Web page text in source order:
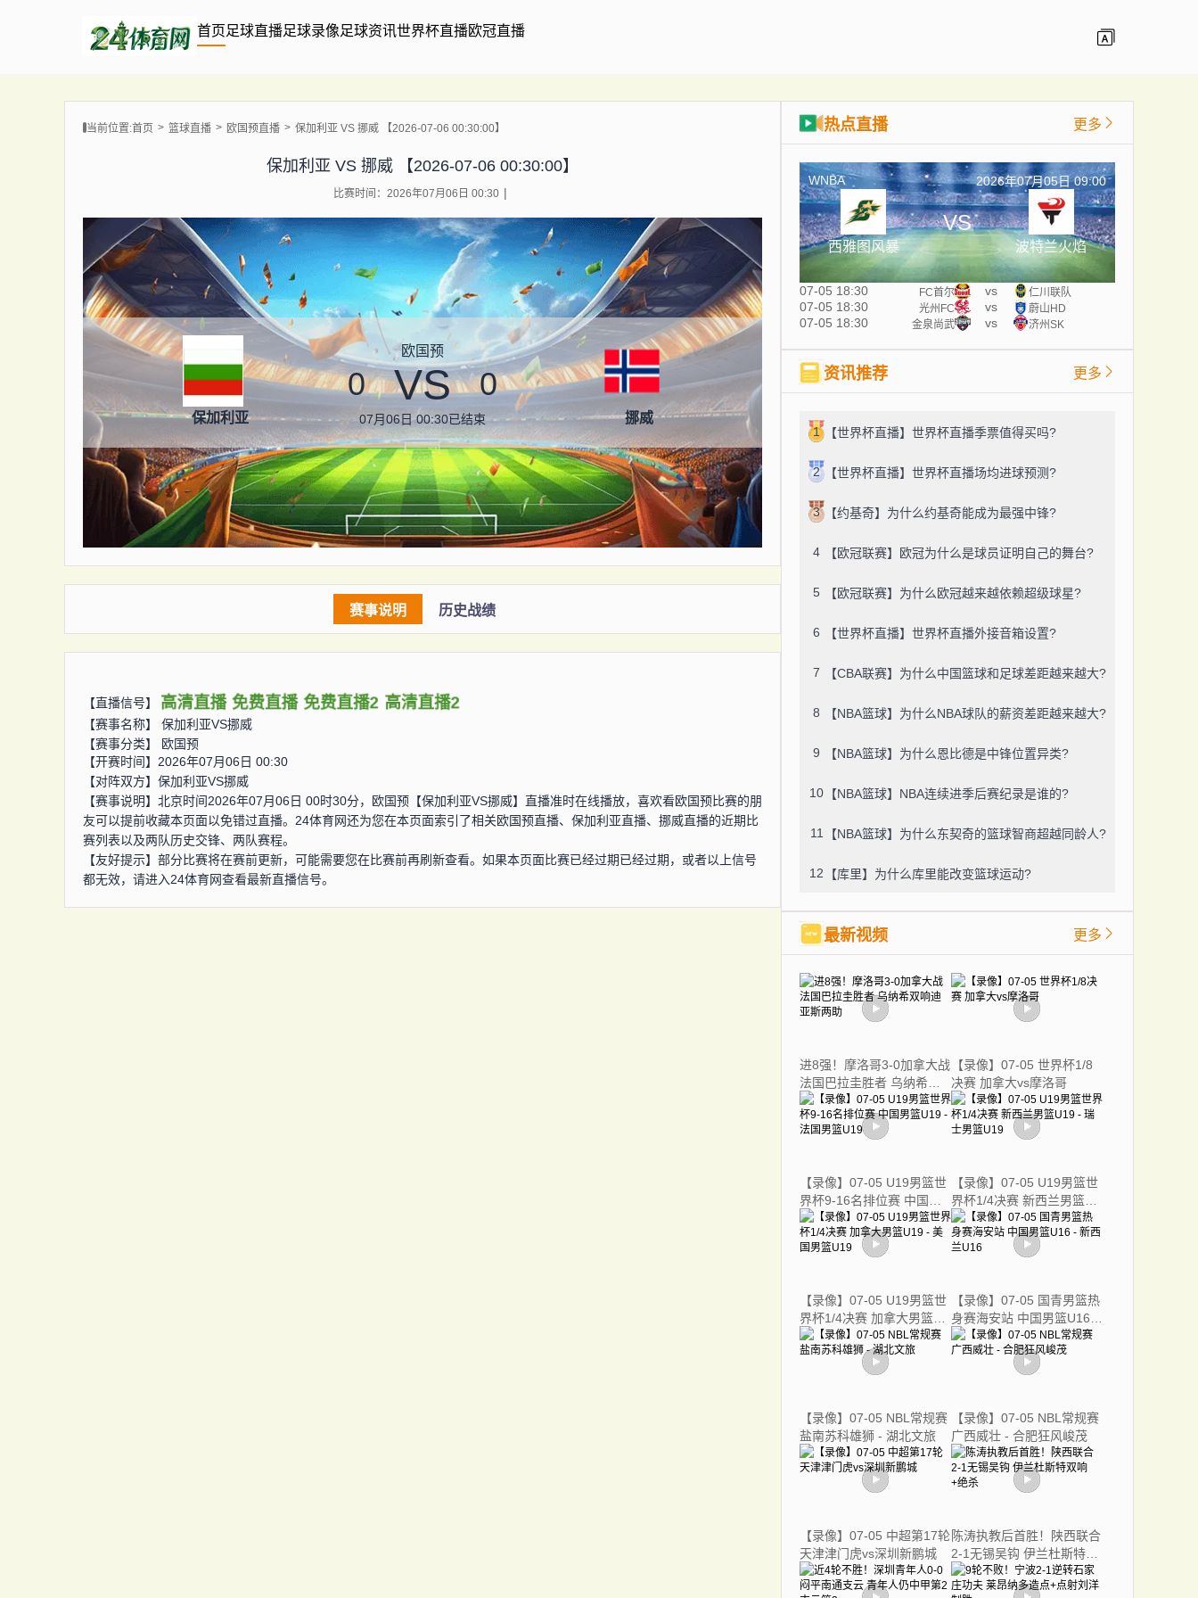
首页足球直播足球录像足球资讯世界杯直播欧冠直播
当前位置:首页 篮球直播 欧国预直播 保加利亚 VS 挪威 【2026-07-06 00:30:00】
保加利亚 VS 挪威 【2026-07-06 00:30:00】
比赛时间：2026年07月06日 00:30
保加利亚
欧国预
0 VS 0
07月06日 00:30已结束 挪威
赛事说明 历史战绩
【直播信号】 高清直播 免费直播 免费直播2 高清直播2
【赛事名称】 保加利亚VS挪威
【赛事分类】
欧国预
【开赛时间】2026年07月06日 00:30
【对阵双方】 保加利亚VS挪威
【赛事说明】北京时间2026年07月06日 00时30分，欧国预【保加利亚VS挪威】直播准时在线播放，喜欢看欧国预比赛的朋
友可以提前收藏本页面以免错过直播。24体育网还为您在本页面索引了相关欧国预直播、保加利亚直播、挪威直播的近期比
赛列表以及两队历史交锋、两队赛程。
【友好提示】部分比赛将在赛前更新，可能需要您在比赛前再刷新查看。如果本页面比赛已经过期已经过期，或者以上信号
都无效，请进入24体育网查看最新直播信号。
热点直播 更多
WNBA 2026年07月05日 09:00
西雅图风暴
VS
波特兰火焰
07-05 18:30 FC首尔 vs 仁川联队
07-05 18:30 光州FC vs 蔚山HD
07-05 18:30 金泉尚武 vs 济州SK
资讯推荐 更多
1 【世界杯直播】世界杯直播季票值得买吗?
2 【世界杯直播】世界杯直播场均进球预测?
3 【约基奇】为什么约基奇能成为最强中锋?
4 【欧冠联赛】欧冠为什么是球员证明自己的舞台?
5 【欧冠联赛】为什么欧冠越来越依赖超级球星?
6 【世界杯直播】世界杯直播外接音箱设置?
7 【CBA联赛】为什么中国篮球和足球差距越来越大?
8 【NBA篮球】为什么NBA球队的薪资差距越来越大?
9 【NBA篮球】为什么恩比德是中锋位置异类?
10 【NBA篮球】NBA连续进季后赛纪录是谁的?
11 【NBA篮球】为什么东契奇的篮球智商超越同龄人?
12 【库里】为什么库里能改变篮球运动?
最新视频 更多
进8强！摩洛哥3-0加拿大战
法国巴拉圭胜者 乌纳希双
响迪亚斯两助
【录像】07-05 世界杯1/8
决赛 加拿大vs摩洛哥
【录像】07-05 U19男篮世
界杯9-16名排位赛 中国男
篮U19 - 法国男篮U19
【录像】07-05 U19男篮世
界杯1/4决赛 新西兰男篮
U19 - 瑞士男篮U19
【录像】07-05 U19男篮世
界杯1/4决赛 加拿大男篮
U19 - 美国男篮U19
【录像】07-05 国青男篮热
身赛海安站 中国男篮U16 -
新西兰U16
【录像】07-05 NBL常规赛
盐南苏科雄狮 - 湖北文旅
【录像】07-05 NBL常规赛
广西威壮 - 合肥狂风峻茂
【录像】07-05 中超第17轮
天津津门虎vs深圳新鹏城
陈涛执教后首胜！陕西联合
2-1无锡吴钩 伊兰杜斯特双
响+绝杀